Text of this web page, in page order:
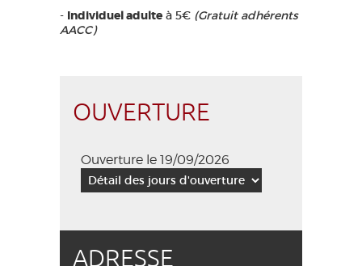
- Individuel adulte à 5€ (Gratuit adhérents
AACC)
OUVERTURE
Ouverture le 19/09/2026
ADRESSE